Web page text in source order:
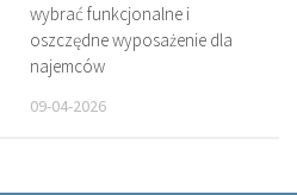
wybrać funkcjonalne i
oszczędne wyposażenie dla
najemców
09-04-2026